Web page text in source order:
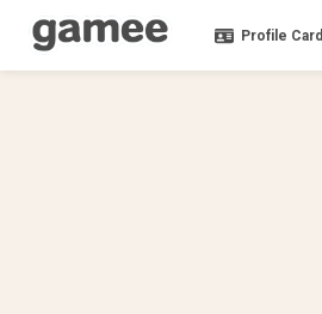
Profile Card